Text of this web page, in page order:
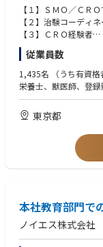
アを想定）
治験経験を活かし、
【１】ＳＭＯ／ＣＲ
【２】治験コーディ
【３】ＣＲＯ経験者
【４】治験事務局経験者
従業員数
1,435名
（うち有資
栄養士、獣医師、登
東京都
本社教育部門で
ノイエス株式会社